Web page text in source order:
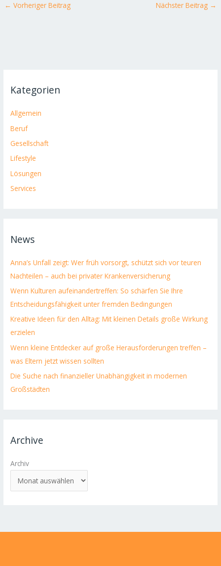
← Vorheriger Beitrag Nächster Beitrag →
Kategorien
Allgemein
Beruf
Gesellschaft
Lifestyle
Lösungen
Services
News
Anna’s Unfall zeigt: Wer früh vorsorgt, schützt sich vor teuren
Nachteilen – auch bei privater Krankenversicherung
Wenn Kulturen aufeinandertreffen: So schärfen Sie Ihre
Entscheidungsfähigkeit unter fremden Bedingungen
Kreative Ideen für den Alltag: Mit kleinen Details große Wirkung
erzielen
Wenn kleine Entdecker auf große Herausforderungen treffen –
was Eltern jetzt wissen sollten
Die Suche nach finanzieller Unabhängigkeit in modernen
Großstädten
Archive
Archiv